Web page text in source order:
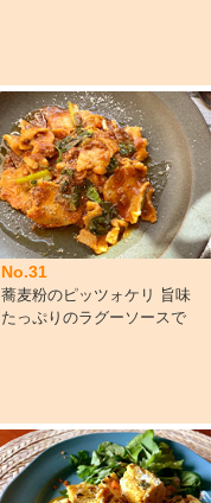
No.31
蕎麦粉のピッツォケリ 旨味
たっぷりのラグーソースで